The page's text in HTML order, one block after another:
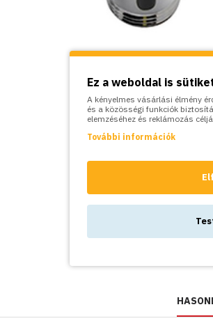
Ez a weboldal is
A kényelmes vásárlási élmény
és a közösségi funkciók
elemzéséhez és reklámozás
További információk